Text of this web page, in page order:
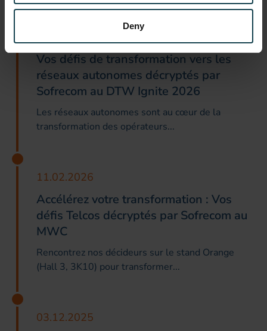
Deny
Vos défis de transformation vers les
réseaux autonomes décryptés par
Sofrecom au DTW Ignite 2026
Les réseaux autonomes sont au cœur de la
transformation des opérateurs...
11.02.2026
Accélérez votre transformation : Vos
défis Telcos décryptés par Sofrecom au
MWC
Rencontrez nos décideurs sur le stand Orange
(Hall 3, 3K10) pour transformer...
03.12.2025